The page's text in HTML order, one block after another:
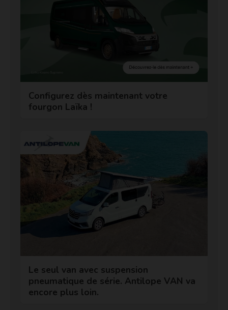
Configurez dès maintenant votre
fourgon Laïka !
Le seul van avec suspension
pneumatique de série. Antilope VAN va
encore plus loin.